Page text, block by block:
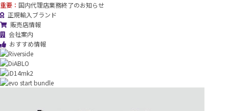
重要： 国内代理店業務終了のお知らせ
正規輸入ブランド
販売店情報
会社案内
おすすめ情報